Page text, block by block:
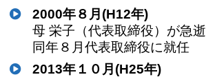
2000年８月(H12年)
母 栄子（代表取締役）が急逝
同年８月代表取締役に就任
2013年１０月(H25年)